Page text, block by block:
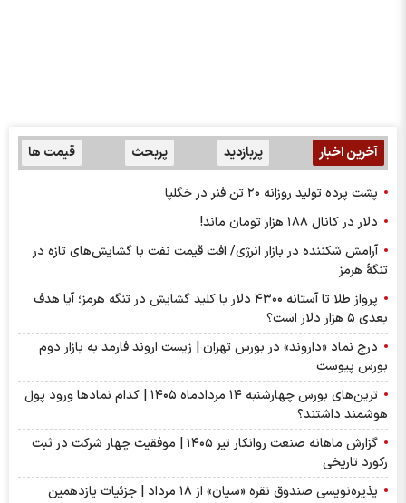
آخرین اخبار پربازدید پربحث قیمت ها
پشت پرده تولید روزانه ۲۰ تن فنر در خگلپا
دلار در کانال ۱۸۸ هزار تومان ماند!
آرامش شکننده در بازار انرژی/ افت قیمت نفت با گشایش‌های تازه در
تنگۀ هرمز
پرواز طلا تا آستانه ۴۳۰۰ دلار با کلید گشایش در تنگه هرمز؛ آیا هدف
بعدی ۵ هزار دلار است؟
درج نماد «داروند» در بورس تهران | زیست اروند فارمد به بازار دوم
بورس پیوست
ترین‌های بورس چهارشنبه ۱۴ مردادماه ۱۴۰۵ | کدام نماد‌ها ورود پول
هوشمند داشتند؟
گزارش ماهانه صنعت روانکار تیر ۱۴۰۵ | موفقیت چهار شرکت در ثبت
رکورد تاریخی
پذیره‌نویسی صندوق نقره «سیان» از ۱۸ مرداد | جزئیات یازدهمین